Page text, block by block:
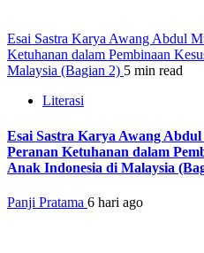
Esai Sastra Karya Awang Abdul
Ketuhanan dalam Pembinaan
Malaysia (Bagian 2) 5 min read
Literasi
Esai Sastra Karya Awang
Peranan Ketuhanan dalam
Anak Indonesia di Malaysia
Panji Pratama 6 hari ago